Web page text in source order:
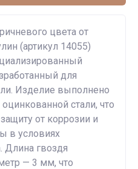
цвета от
(артикул 14055)
для
Изделие выполнено
стали, что
от коррозии и
в условиях
Длина гвоздя
— 3 мм, что